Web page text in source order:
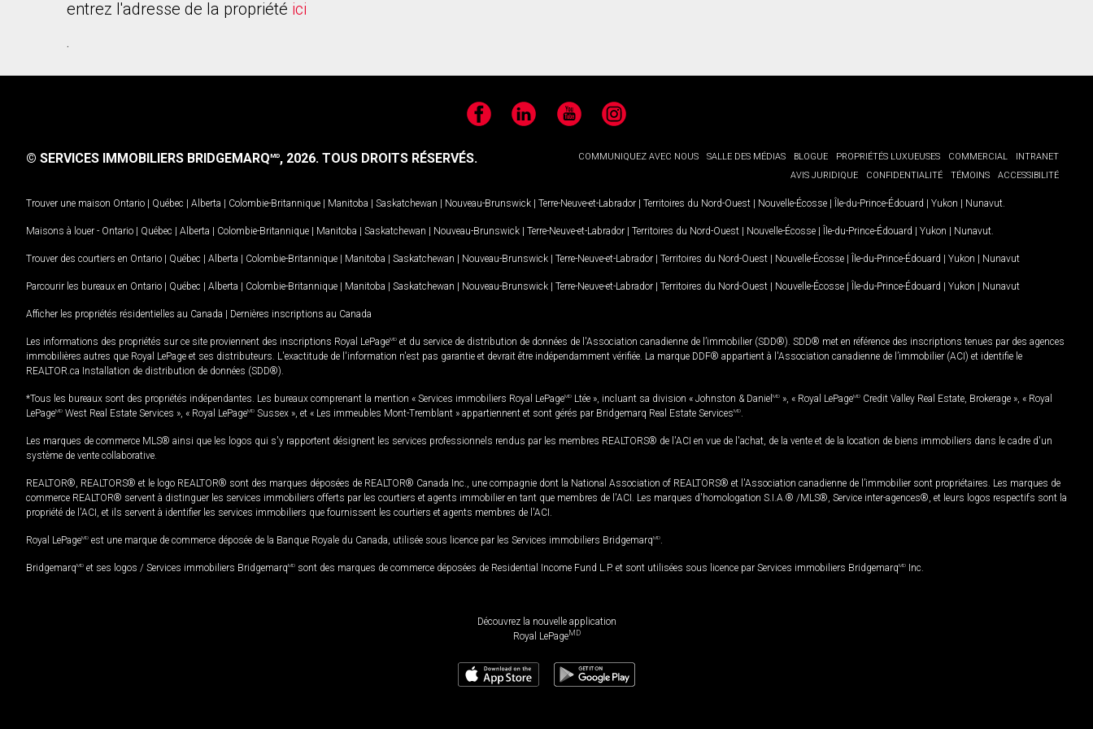
entrez l'adresse de la propriété ici
.
FacebookLinkedIn YouTubeInstagram
COMMUNIQUEZ AVEC NOUS SALLE DES MÉDIAS BLOGUE PROPRIÉTÉS LUXUEUSES COMMERCIAL
INTRANET
AVIS JURIDIQUE
CONFIDENTIALITÉ TÉMOINS ACCESSIBILITÉ
© SERVICES IMMOBILIERS BRIDGEMARQMD, 2026. TOUS DROITS RÉSERVÉS.
Trouver une maison Ontario | Québec | Alberta | Colombie-Britannique | Manitoba | Saskatchewan | Nouveau-Brunswick | Terre-Neuve-et-Labrador | Territoires du Nord-Ouest | Nouvelle-Écosse | Île-du-Prince-Édouard | Yukon | Nunavut
Maisons à louer - Ontario | Québec | Alberta | Colombie-Britannique | Manitoba | Saskatchewan | Nouveau-Brunswick | Terre-Neuve-et-Labrador | Territoires du Nord-Ouest | Nouvelle-Écosse | Île-du-Prince-Édouard | Yukon | Nunavut
Trouver des courtiers en Ontario | Québec | Alberta | Colombie-Britannique | Manitoba | Saskatchewan | Nouveau-Brunswick | Terre-Neuve-et-Labrador | Territoires du Nord-Ouest | Nouvelle-Écosse | Île-du-Prince-Édouard | Yukon | Nunavut
Parcourir les bureaux en Ontario | Québec | Alberta | Colombie-Britannique | Manitoba | Saskatchewan | Nouveau-Brunswick | Terre-Neuve-et-Labrador | Territoires du Nord-Ouest | Nouvelle-Écosse | Île-du-Prince-Édouard | Yukon | Nunavut
Afficher les propriétés résidentielles au Canada | Dernières inscriptions au Canada
Les informations des propriétés sur ce site proviennent des inscriptions Royal LePageMD et du service de distribution de données de l'Association canadienne de l’immobilier (SDD®). SDD® met en référence des inscriptions tenues par des agences
immobilières autres que Royal LePage et ses distributeurs. L'exactitude de l'information n'est pas garantie et devrait être indépendamment vérifiée. La marque DDF® appartient à l'Association canadienne de l’immobilier (ACI) et identifie le
REALTOR.ca Installation de distribution de données (SDD®).
*Tous les bureaux sont des propriétés indépendantes. Les bureaux comprenant la mention « Services immobiliers Royal LePageMD Ltée », incluant sa division « Johnston & Daniel MD », « Royal LePageMD Credit Valley Real Estate, Brokerage », « Royal
LePageMD West Real Estate Services », « Royal LePageMD Sussex », et « Les immeubles Mont-Tremblant » appartiennent et sont gérés par Bridgemarq Real Estate ServicesMD
Les marques de commerce MLS® ainsi que les logos qui s'y rapportent désignent les services professionnels rendus par les membres REALTORS® de l'ACI en vue de l'achat, de la vente et de la location de biens immobiliers dans le cadre d'un
système de vente collaborative.
REALTOR®, REALTORS® et le logo REALTOR® sont des marques déposées de REALTOR® Canada Inc., une compagnie dont la National Association of REALTORS® et l'Association canadienne de l’immobilier sont propriétaires. Les marques de
commerce REALTOR® servent à distinguer les services immobiliers offerts par les courtiers et agents immobilier en tant que membres de l'ACI. Les marques d'homologation S.I.A.® /MLS®, Service inter-agences®, et leurs logos respectifs sont la
propriété de l'ACI, et ils servent à identifier les services immobiliers que fournissent les courtiers et agents membres de l'ACI.
Royal LePageMD est une marque de commerce déposée de la Banque Royale du Canada, utilisée sous licence par les Services immobiliers BridgemarqMD
BridgemarqMD et ses logos / Services immobiliers BridgemarqMD sont des marques de commerce déposées de Residential Income Fund L.P. et sont utilisées sous licence par Services immobiliers BridgemarqMD Inc.
Découvrez la nouvelle application
Royal LePageMD